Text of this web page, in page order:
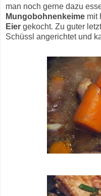
man noch gerne dazu
Mungobohnenkeime mit
Eier gekocht. Zu guter
Schüssl angerichtet und